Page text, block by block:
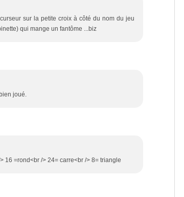
sur la petite croix à côté du nom du jeu
qui mange un fantôme ...biz
joué.
16 =rond<br /> 24= carre<br /> 8= triangle